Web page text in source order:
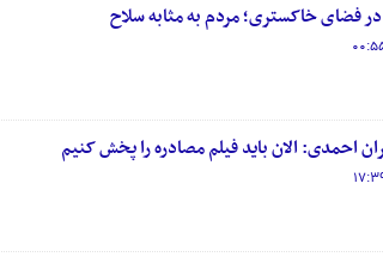
در فضای خاکستری؛ مردم به ‌مثابه سلاح
احمدی: الان باید فیلم مصادره را پخش کنیم